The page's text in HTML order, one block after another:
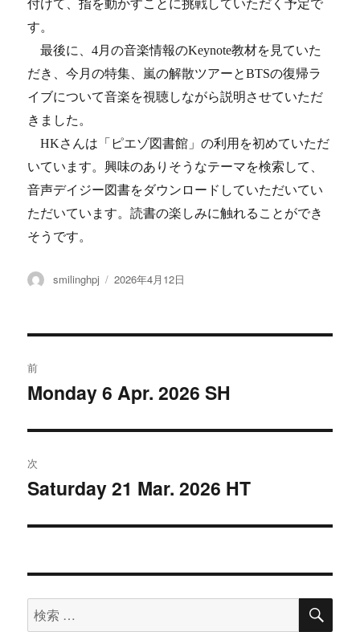
付けて、指を動かすことに挑戦していただく予定で
す。
最後に、4月の音楽情報のKeynote教材を見ていた
だき、今月の特集、嵐の解散ツアーとBTSの復帰ラ
イブについて音楽を視聴しながら説明させていただ
きました。
HKさんは「ピエゾ図書館」の利用を初めていただ
いています。興味のありそうなテーマを検索して、
音声デイジー図書をダウンロードしていただいてい
ただいています。読書の楽しみに触れることができ
そうです。
投
smilinghpj
投
2026年4月12日
稿
ビ
ゲ
ー
ン
前
過
の
投
稿:
Monday 6 Apr. 2026 SH
次
次
投
Saturday 21 Mar. 2026 HT
検
検